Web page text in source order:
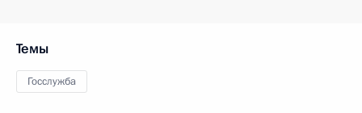
Темы
Госслужба